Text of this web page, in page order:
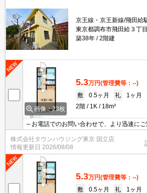
京王線・京王新線/飛田給
東京都調布市飛田給３丁目
築38年
2階建
画像：23枚
5.3万円(管理費等：--)
敷
0.5ヶ月 礼
1ヶ月
2階
1K 18m²
～お電話でのお問い合わせで、より迅速にご
地域密着タウンハウジングまで～
株式会社タウンハウジング東京 国立店
情報更新日 2026/08/08
5.3万円(管理費等：--)
敷
0.5ヶ月 礼
1ヶ月